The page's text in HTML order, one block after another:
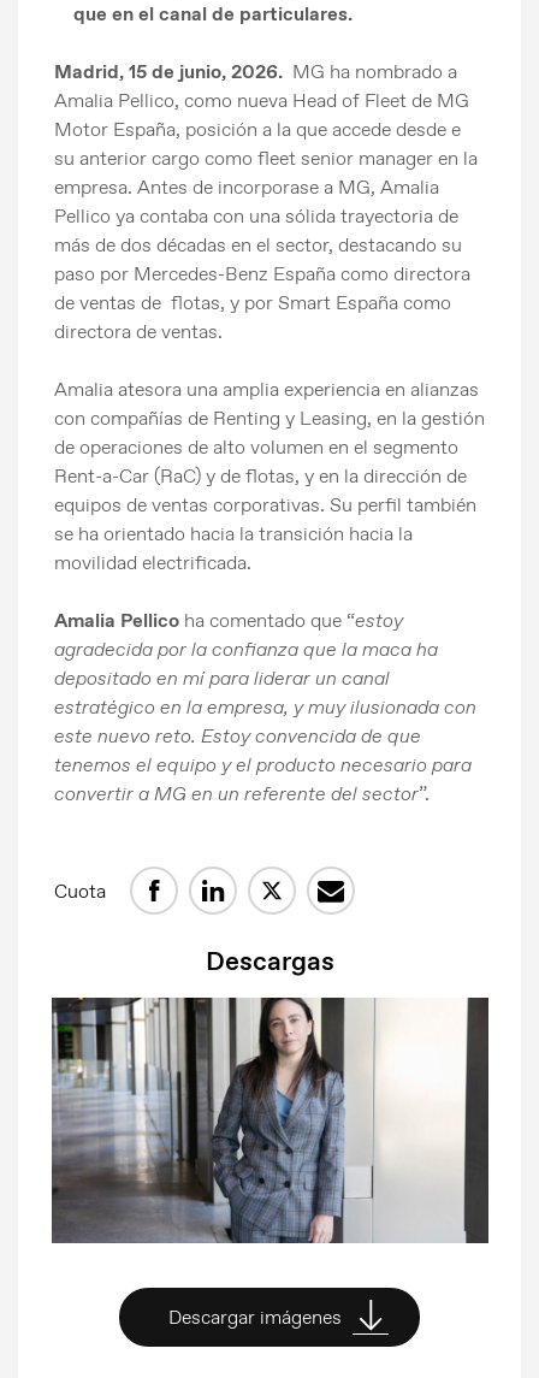
que en el canal de particulares.
Madrid, 15 de junio, 2026. MG ha nombrado a
Amalia Pellico, como nueva Head of Fleet de MG
Motor España, posición a la que accede desde e
su anterior cargo como fleet senior manager en la
empresa. Antes de incorporase a MG, Amalia
Pellico ya contaba con una sólida trayectoria de
más de dos décadas en el sector, destacando su
paso por Mercedes-Benz España como directora
de ventas de flotas, y por Smart España como
directora de ventas.
Amalia atesora una amplia experiencia en alianzas
con compañías de Renting y Leasing, en la gestión
de operaciones de alto volumen en el segmento
Rent-a-Car (RaC) y de flotas, y en la dirección de
equipos de ventas corporativas. Su perfil también
se ha orientado hacia la transición hacia la
movilidad electrificada.
Amalia Pellico ha comentado que “estoy
agradecida por la confianza que la maca ha
depositado en mí para liderar un canal
estratégico en la empresa, y muy ilusionada con
este nuevo reto. Estoy convencida de que
tenemos el equipo y el producto necesario para
convertir a MG en un referente del sector”.
Cuota
Descargas
Descargar imágenes